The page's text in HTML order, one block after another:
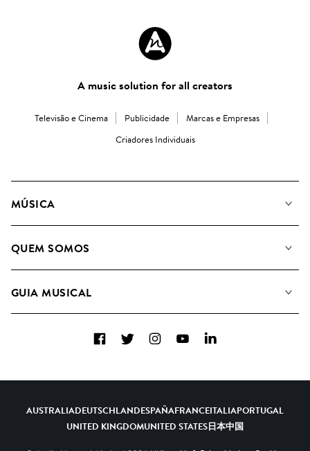
A music solution for all creators
Televisão e Cinema Publicidade
Marcas e Empresas
Criadores Individuais
MÚSICA
Pesquisar
QUEM SOMOS
Como usamos a IA
GUIA MUSICAL
FacebookTwitterInstagramYouTubeLinkedIn
AUSTRALIADEUTSCHLANDESPAÑAFRANCEITALIAPORTUGAL
UNITED KINGDOMUNITED STATES日本中国